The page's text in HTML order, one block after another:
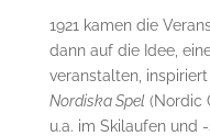
1921 kamen die
dann auf die Idee,
veranstalten,
Nordiska Spel(Nordic
u.a. im Skilaufen und